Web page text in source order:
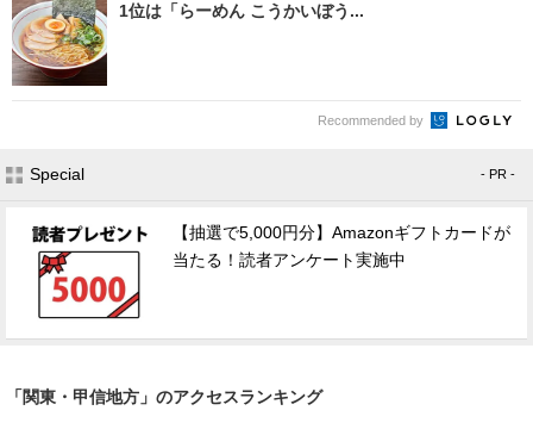
1位は「らーめん こうかいぼう...
Recommended by
Special - PR -
【抽選で5,000円分】Amazonギフトカードが
当たる！読者アンケート実施中
「関東・甲信地方」のアクセスランキング